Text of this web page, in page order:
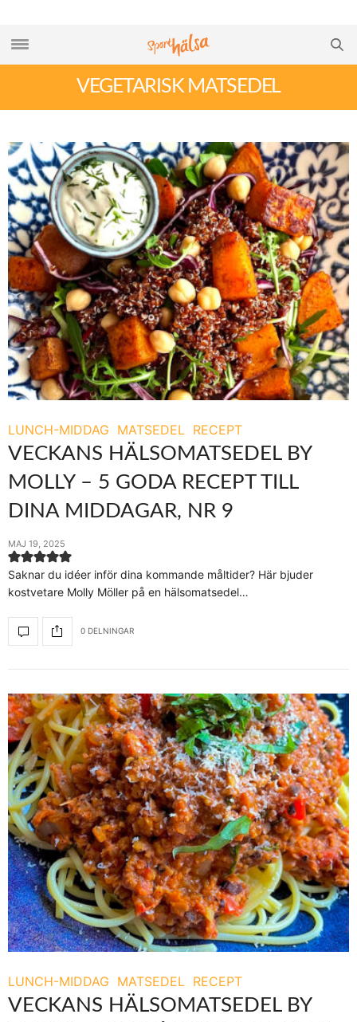
VEGETARISK MATSEDEL
LUNCH-MIDDAG MATSEDEL RECEPT
VECKANS HÄLSOMATSEDEL BY
MOLLY – 5 GODA RECEPT TILL
DINA MIDDAGAR, NR 9
MAJ 19, 2025
Saknar du idéer inför dina kommande måltider? Här bjuder
kostvetare Molly Möller på en hälsomatsedel…
0 DELNINGAR
LUNCH-MIDDAG MATSEDEL RECEPT
VECKANS HÄLSOMATSEDEL BY